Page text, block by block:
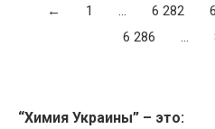
← 1 … 6 282
6 286
…
“Химия Украины” – это: